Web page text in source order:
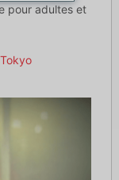
pour adultes et